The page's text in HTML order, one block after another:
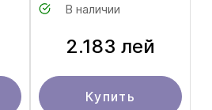
В наличии
2.183 лей
Купить